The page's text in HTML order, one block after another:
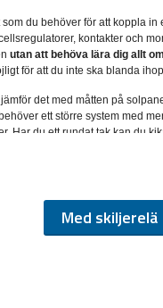
du behöver för att koppla
kontakter och
utan att behöva lära dig allt
för att du inte ska blanda
det med måtten på
ett större system med
Har du ett rundat tak kan du
solen jämfört med en
att tåla att laddas ur djupare
som rekommenderas).
Med skiljerelä